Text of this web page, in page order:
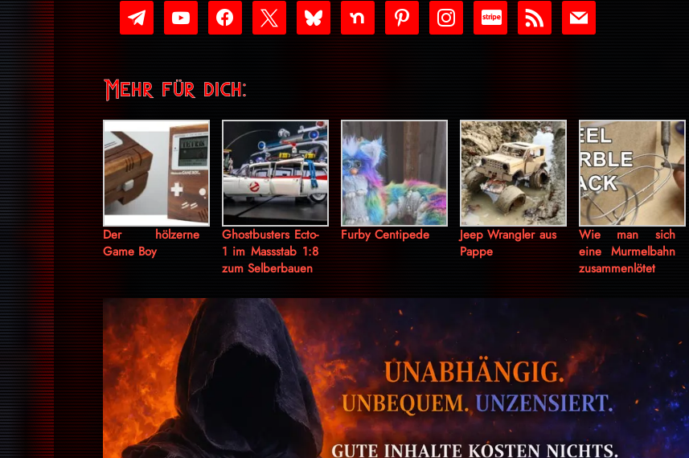
telegram
youtube-
play
facebook blueskynextdoor pinterest instagramcc-
stripe
rss mail
Mehr für dich:
Der hölzerne
Game Boy
Ghostbusters Ecto-
1 im Massstab 1:8
zum Selberbauen
Furby Centipede
Jeep Wrangler aus
Pappe
Wie man sich
eine Murmelbahn
zusammenlötet